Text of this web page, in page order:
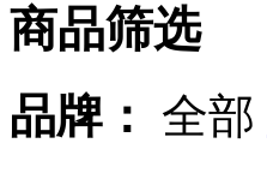
商品筛选
品牌： 全部